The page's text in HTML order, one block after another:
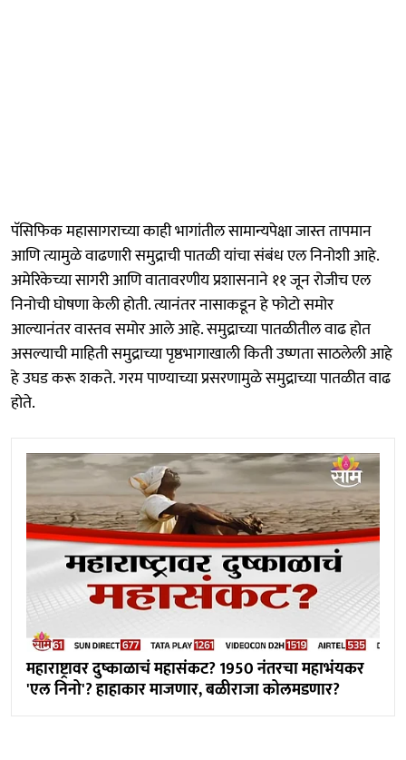
पॅसिफिक महासागराच्या काही भागांतील सामान्यपेक्षा जास्त तापमान
आणि त्यामुळे वाढणारी समुद्राची पातळी यांचा संबंध एल निनोशी आहे.
अमेरिकेच्या सागरी आणि वातावरणीय प्रशासनाने ११ जून रोजीच एल
निनोची घोषणा केली होती. त्यानंतर नासाकडून हे फोटो समोर
आल्यानंतर वास्तव समोर आले आहे. समुद्राच्या पातळीतील वाढ होत
असल्याची माहिती समुद्राच्या पृष्ठभागाखाली किती उष्णता साठलेली आहे
हे उघड करू शकते. गरम पाण्याच्या प्रसरणामुळे समुद्राच्या पातळीत वाढ
होते.
महाराष्ट्रावर दुष्काळाचं महासंकट? 1950 नंतरचा महाभंयकर
'एल निनो'? हाहाकार माजणार, बळीराजा कोलमडणार?